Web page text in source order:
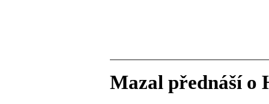
Mazal přednáší o